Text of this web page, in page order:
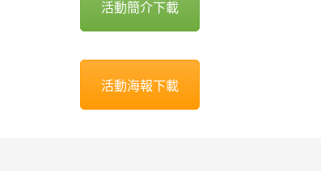
活動簡介下載
活動海報下載